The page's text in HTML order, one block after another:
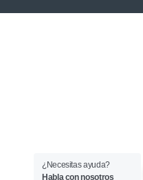
¿Necesitas ayuda?
Habla con nosotros